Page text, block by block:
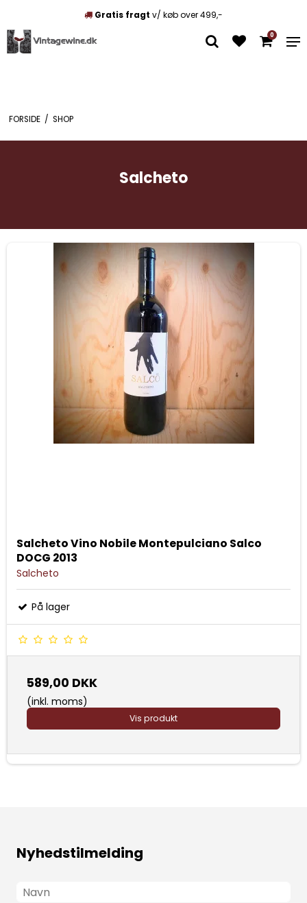
Gratis fragt v/ køb over 499,-
0
FORSIDE / SHOP
Salcheto
Salcheto Vino Nobile Montepulciano Salco
DOCG 2013
Salcheto
På lager
589,00 DKK
(inkl. moms)
Vis produkt
Nyhedstilmelding